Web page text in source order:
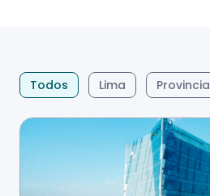
Todos Lima Provincia